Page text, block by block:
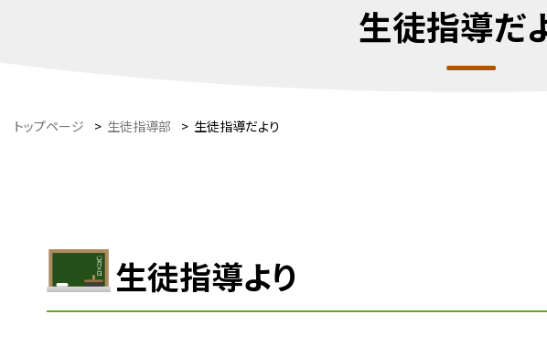
生徒指導だ
トップページ > 生徒指導部 > 生徒指導だより
生徒指導より